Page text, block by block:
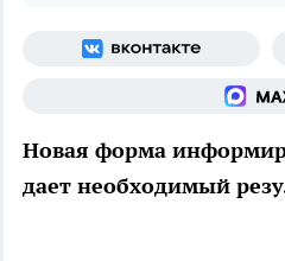
Новая форма
дает необходимый